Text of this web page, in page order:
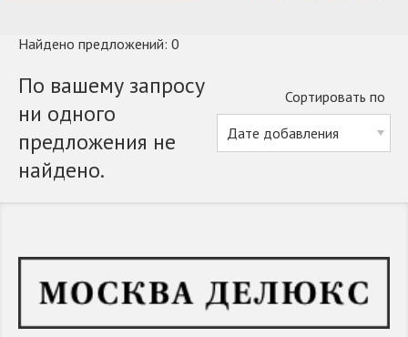
Найдено предложений: 0
Сортировать по
По вашему запросу
ни одного
предложения не
найдено.